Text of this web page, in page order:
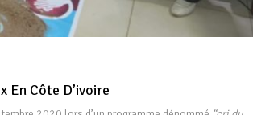
En Côte D’ivoire